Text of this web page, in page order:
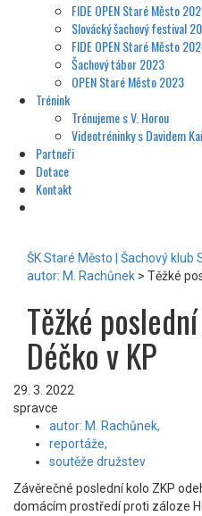
FIDE OPEN Staré Město
Slovácký šachový festival
FIDE OPEN Staré Město
Šachový tábor 2023
OPEN Staré Město 2023
Trénink
Trénujeme s V. Horou
Videotréninky s Davidem
Partneři
Dotace
Kontakt
ŠK Staré Město | Šachový klub
autor: M. Rachůnek > Těžké
Těžké
Déčko v KP
29. 3. 2022
spravce
autor: M. Rachůnek,
reportáže,
soutěže družstev
Závěrečné poslední kolo ZKP
domácím prostředí proti záloze